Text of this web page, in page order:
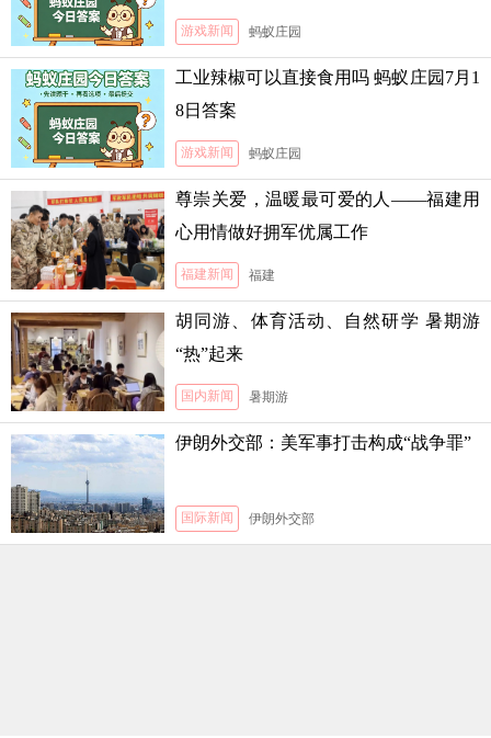
游戏新闻 蚂蚁庄园
工业辣椒可以直接食用吗 蚂蚁庄园7月1
8日答案
游戏新闻 蚂蚁庄园
尊崇关爱，温暖最可爱的人——福建用
心用情做好拥军优属工作
福建新闻 福建
胡同游、体育活动、自然研学 暑期游
“热”起来
国内新闻 暑期游
伊朗外交部：美军事打击构成“战争罪”
国际新闻 伊朗外交部